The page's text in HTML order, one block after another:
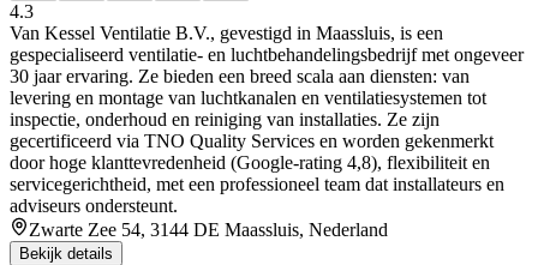
4.3
Van Kessel Ventilatie B.V., gevestigd in Maassluis, is een
gespecialiseerd ventilatie- en luchtbehandelingsbedrijf met ongeveer
30 jaar ervaring. Ze bieden een breed scala aan diensten: van
levering en montage van luchtkanalen en ventilatiesystemen tot
inspectie, onderhoud en reiniging van installaties. Ze zijn
gecertificeerd via TNO Quality Services en worden gekenmerkt
door hoge klanttevredenheid (Google-rating 4,8), flexibiliteit en
servicegerichtheid, met een professioneel team dat installateurs en
adviseurs ondersteunt.
Zwarte Zee 54, 3144 DE Maassluis, Nederland
Bekijk details